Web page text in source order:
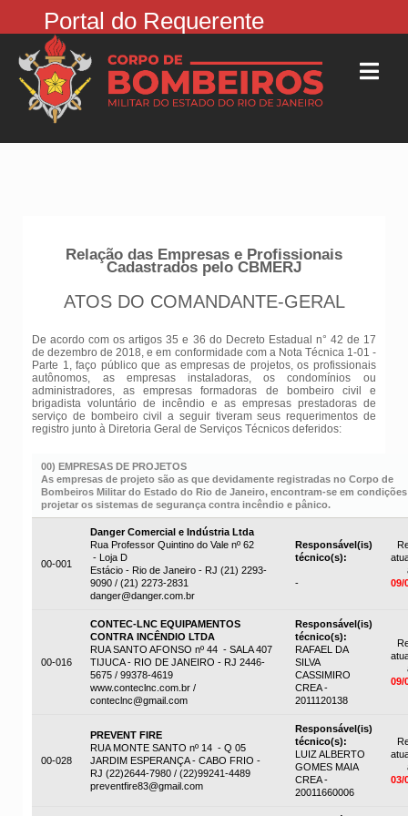
Portal do Requerente
Relação das Empresas e Profissionais
Cadastrados pelo CBMERJ
ATOS DO COMANDANTE-GERAL
De acordo com os artigos 35 e 36 do Decreto Estadual n° 42 de 17
de dezembro de 2018, e em conformidade com a Nota Técnica 1-01 -
Parte 1, faço público que as empresas de projetos, os profissionais
autônomos, as empresas instaladoras, os condomínios ou
administradores, as empresas formadoras de bombeiro civil e
brigadista voluntário de incêndio e as empresas prestadoras de
serviço de bombeiro civil a seguir tiveram seus requerimentos de
registro junto à Diretoria Geral de Serviços Técnicos deferidos:
00) EMPRESAS DE PROJETOS
As empresas de projeto são as que devidamente registradas no Corpo de
Bombeiros Militar do Estado do Rio de Janeiro, encontram-se em
projetar os sistemas de segurança contra incêndio e pânico.
00-001
Danger Comercial e Indústria Ltda
Rua Professor Quintino do Vale nº 62
- Loja D
Estácio - Rio de Janeiro - RJ (21) 2293-
9090 / (21) 2273-2831
danger@danger.com.br
Responsável(is)
técnico(s):
-
09/
00-016
CONTEC-LNC EQUIPAMENTOS
CONTRA INCÊNDIO LTDA
RUA SANTO AFONSO nº 44 - SALA 407
TIJUCA - RIO DE JANEIRO - RJ 2446-
5675 / 99378-4619
www.conteclnc.com.br /
conteclnc@gmail.com
Responsável(is)
técnico(s):
RAFAEL DA
SILVA
CASSIMIRO
CREA -
2011120138
09/
00-028
PREVENT FIRE
RUA MONTE SANTO nº 14 - Q 05
JARDIM ESPERANÇA - CABO FRIO -
RJ (22)2644-7980 / (22)99241-4489
preventfire83@gmail.com
Responsável(is)
técnico(s):
LUIZ ALBERTO
GOMES MAIA
CREA -
20011660006
03/